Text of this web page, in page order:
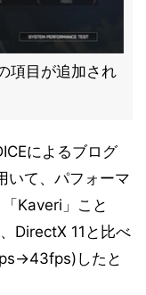
項目が追加され
によるブログ
いて、パフォーマ
Kaveri」こと
DirectX 11と比べ
したと